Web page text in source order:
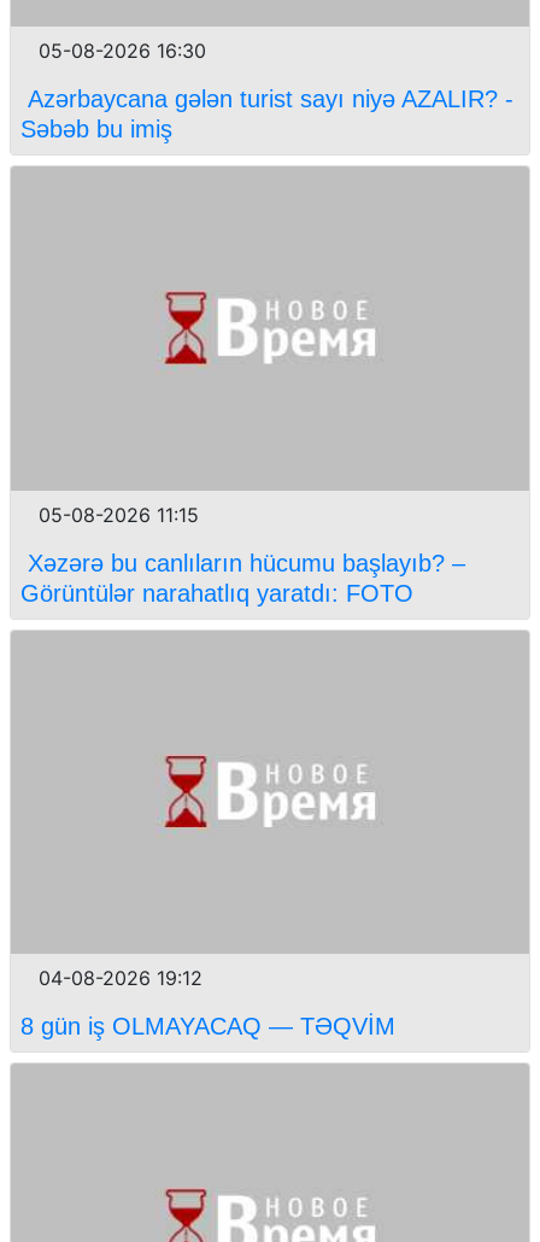
05-08-2026 16:30
Azərbaycana gələn turist sayı niyə AZALIR? -
Səbəb bu imiş
05-08-2026 11:15
Xəzərə bu canlıların hücumu başlayıb? –
Görüntülər narahatlıq yaratdı: FOTO
04-08-2026 19:12
8 gün iş OLMAYACAQ — TƏQVİM